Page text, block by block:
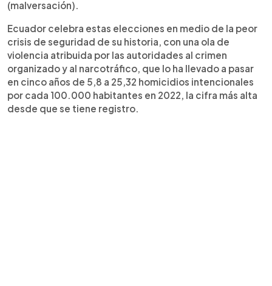
(malversación).
Ecuador celebra estas elecciones en medio de la peor
crisis de seguridad de su historia, con una ola de
violencia atribuida por las autoridades al crimen
organizado y al narcotráfico, que lo ha llevado a pasar
en cinco años de 5,8 a 25,32 homicidios intencionales
por cada 100.000 habitantes en 2022, la cifra más alta
desde que se tiene registro.